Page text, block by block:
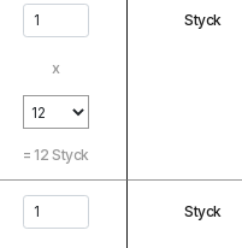
x
= 12 Styck
Styck
Styck